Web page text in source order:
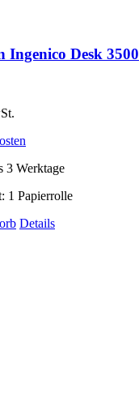
Ingenico Desk 3500
3 Werktage
1 Papierrolle
Details